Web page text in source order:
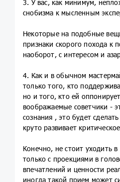
3. У вас, как минимум,
снобизма к мысленным
Некоторые на подобные
признаки скорого похода к
наоборот, с интересом и
4. Как и в обычном
только того, кто
но и того, кто ей
воображаемые советчики -
сознания , это будет
круто развивает
Конечно, не стоит уходить
только с проекциями в
впечатлений и ценности
иногда такой прием может